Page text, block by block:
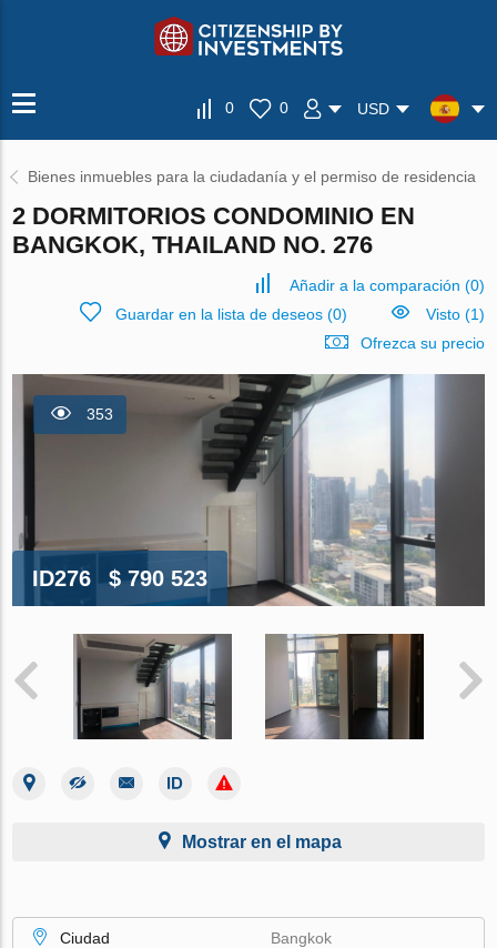
0 0 USD
Bienes inmuebles para la ciudadanía y el permiso de residencia
2 DORMITORIOS CONDOMINIO EN
BANGKOK, THAILAND NO. 276
Añadir a la comparación (0)
Guardar en la lista de deseos(0)
Visto (1)
Ofrezca su precio
353
ID276 $ 790 523
Mostrar en el mapa
Ciudad
Bangkok